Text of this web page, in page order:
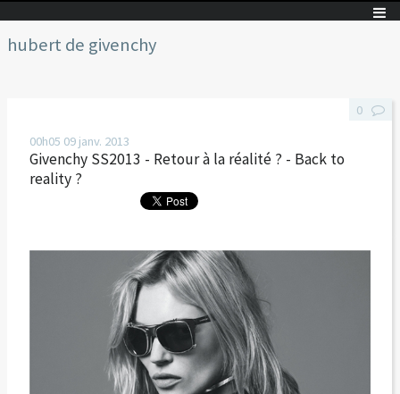
hubert de givenchy
00h05 09 janv. 2013
Givenchy SS2013 - Retour à la réalité ? - Back to
reality ?
0